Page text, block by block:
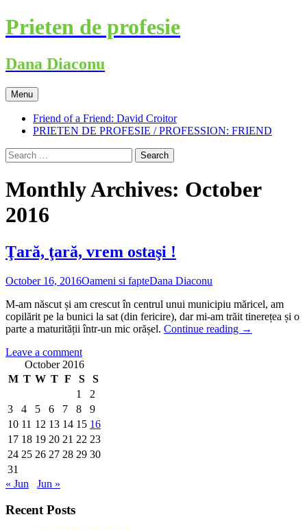
Skip
to
Prieten de profesie
Dana Diaconu
Menu
Friend of a Friend: David Croitor
PRIETEN DE PROFESIE / PROFESSION: FRIEND
Search
for:
Monthly Archives: October
2016
Ţară, ţară, vrem ostaşi !
October 16, 2016Oameni si fapteDana Diaconu
M-am născut și am crescut în centrul unui municipiu măricel, am
copilărit pe la bunici la sat (din fericire), dar mi-am trăit tinerețea și o
parte a maturității într-un mic orășel. Continue reading Ţară,
→
Leave a comment
October 2016
M T W T F S
S
1
2
3
4 5 6 7 8
9
10 11 12 13 14 15 16
17 18 19 20 21 22 23
24 25 26 27 28 29 30
31
« Jun
Jun »
Recent Posts